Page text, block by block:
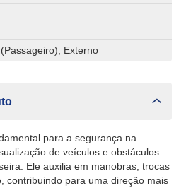
Externo
para a segurança na
de veículos e obstáculos
Ele auxilia em manobras, trocas
contribuindo para uma direção mais